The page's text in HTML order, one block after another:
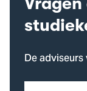
De